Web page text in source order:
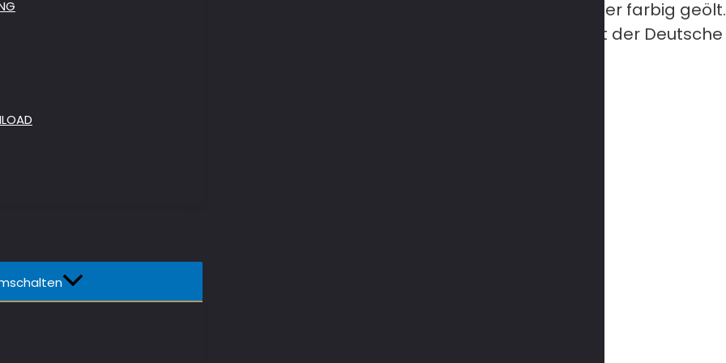
Die Oberflächen der Dielen sind Wohnfertig oxidativ natur oder farbig geölt.
Fabrikationen in Asien. Seit 1873 im Holzhandel Tätig gehört der Deutsche
Parkettherstellern und entwickelt laufend neue Originale.